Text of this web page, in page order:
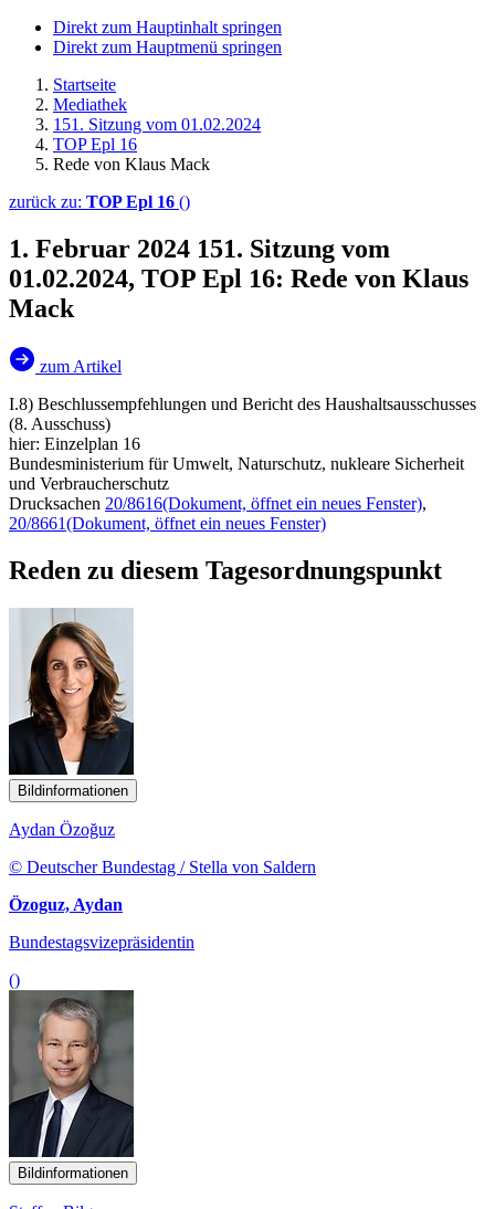
Direkt zum Hauptinhalt springen
Direkt zum Hauptmenü springen
Startseite
Mediathek
151. Sitzung vom 01.02.2024
TOP Epl 16
Rede von Klaus Mack
zurück zu: TOP Epl 16 ()
1. Februar 2024 151. Sitzung vom
01.02.2024, TOP Epl 16: Rede von Klaus
Mack
zum Artikel
I.8) Beschlussempfehlungen und Bericht des Haushaltsausschusses
(8. Ausschuss)
hier: Einzelplan 16
Bundesministerium für Umwelt, Naturschutz, nukleare Sicherheit
und Verbraucherschutz
Drucksachen 20/8616(Dokument, öffnet ein neues Fenster),
20/8661(Dokument, öffnet ein neues Fenster)
Reden zu diesem Tagesordnungspunkt
Bildinformationen
Aydan Özoğuz
© Deutscher Bundestag / Stella von Saldern
Özoguz, Aydan
Bundestagsvizepräsidentin
()
Bildinformationen